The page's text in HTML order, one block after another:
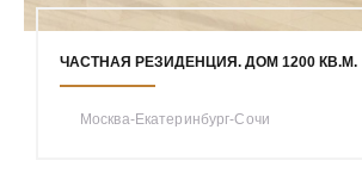
ЧАСТНАЯ РЕЗИДЕНЦИЯ. ДОМ 1200 КВ.М.
Москва-Екатеринбург-Сочи